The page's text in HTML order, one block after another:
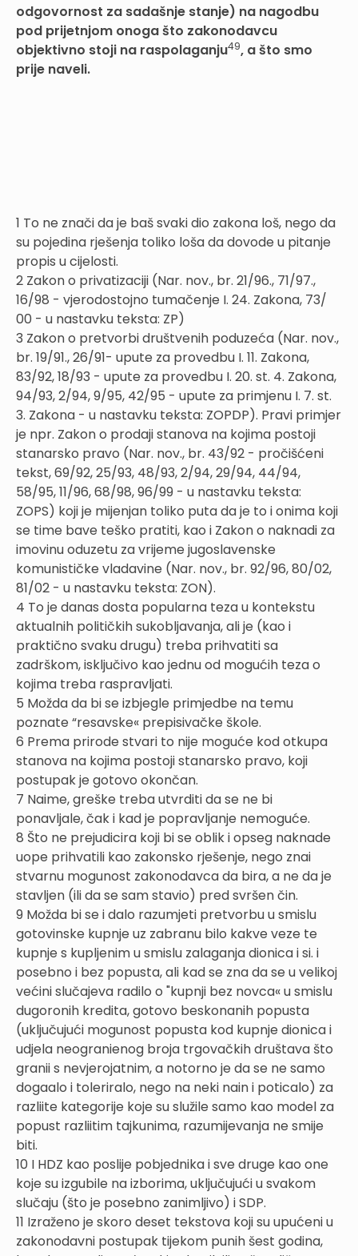
odgovornost za sadašnje stanje) na nagodbu
pod prijetnjom onoga što zakonodavcu
objektivno stoji na raspolaganju49, a što smo
prije naveli.
1 To ne znači da je baš svaki dio zakona loš, nego da
su pojedina rješenja toliko loša da dovode u pitanje
propis u cijelosti.
2 Zakon o privatizaciji (Nar. nov., br. 21/96., 71/97.,
16/98 - vjerodostojno tumačenje I. 24. Zakona, 73/
00 - u nastavku teksta: ZP)
3 Zakon o pretvorbi društvenih poduzeća (Nar. nov.,
br. 19/91., 26/91- upute za provedbu I. 11. Zakona,
83/92, 18/93 - upute za provedbu I. 20. st. 4. Zakona,
94/93, 2/94, 9/95, 42/95 - upute za primjenu I. 7. st.
3. Zakona - u nastavku teksta: ZOPDP). Pravi primjer
je npr. Zakon o prodaji stanova na kojima postoji
stanarsko pravo (Nar. nov., br. 43/92 - pročišćeni
tekst, 69/92, 25/93, 48/93, 2/94, 29/94, 44/94,
58/95, 11/96, 68/98, 96/99 - u nastavku teksta:
ZOPS) koji je mijenjan toliko puta da je to i onima koji
se time bave teško pratiti, kao i Zakon o naknadi za
imovinu oduzetu za vrijeme jugoslavenske
komunističke vladavine (Nar. nov., br. 92/96, 80/02,
81/02 - u nastavku teksta: ZON).
4 To je danas dosta popularna teza u kontekstu
aktualnih političkih sukobljavanja, ali je (kao i
praktično svaku drugu) treba prihvatiti sa
zadrškom, isključivo kao jednu od mogućih teza o
kojima treba raspravljati.
5 Možda da bi se izbjegle primjedbe na temu
poznate “resavske« prepisivačke škole.
6 Prema prirode stvari to nije moguće kod otkupa
stanova na kojima postoji stanarsko pravo, koji
postupak je gotovo okončan.
7 Naime, greške treba utvrditi da se ne bi
ponavljale, čak i kad je popravljanje nemoguće.
8 Što ne prejudicira koji bi se oblik i opseg naknade
uope prihvatili kao zakonsko rješenje, nego znai
stvarnu mogunost zakonodavca da bira, a ne da je
stavljen (ili da se sam stavio) pred svršen čin.
9 Možda bi se i dalo razumjeti pretvorbu u smislu
gotovinske kupnje uz zabranu bilo kakve veze te
kupnje s kupljenim u smislu zalaganja dionica i si. i
posebno i bez popusta, ali kad se zna da se u velikoj
većini slučajeva radilo o "kupnji bez novca« u smislu
dugoronih kredita, gotovo beskonanih popusta
(uključujući mogunost popusta kod kupnje dionica i
udjela neogranienog broja trgovačkih društava što
granii s nevjerojatnim, a notorno je da se ne samo
dogaalo i toleriralo, nego na neki nain i poticalo) za
razliite kategorije koje su služile samo kao model za
popust razliitim tajkunima, razumijevanja ne smije
biti.
10 I HDZ kao poslije pobjednika i sve druge kao one
koje su izgubile na izborima, uključujući u svakom
slučaju (što je posebno zanimljivo) i SDP.
11 Izraženo je skoro deset tekstova koji su upućeni u
zakonodavni postupak tijekom punih šest godina,